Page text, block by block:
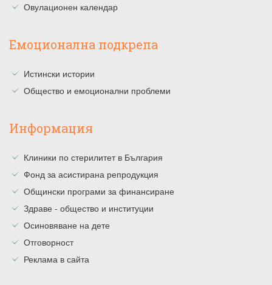
Овулационен календар
Емоционална подкрепа
Истински истории
Общество и емоционални проблеми
Информация
Клиники по стерилитет в България
Фонд за асистирана репродукция
Общински програми за финансиране
Здраве - общество и институции
Осиновяване на дете
Отговорност
Реклама в сайта